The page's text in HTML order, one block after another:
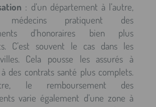
: d’un département à l’autre,
médecins pratiquent des
d’honoraires bien plus
C’est souvent le cas dans les
Cela pousse les assurés à
des contrats santé plus complets.
le remboursement des
varie également d’une zone à